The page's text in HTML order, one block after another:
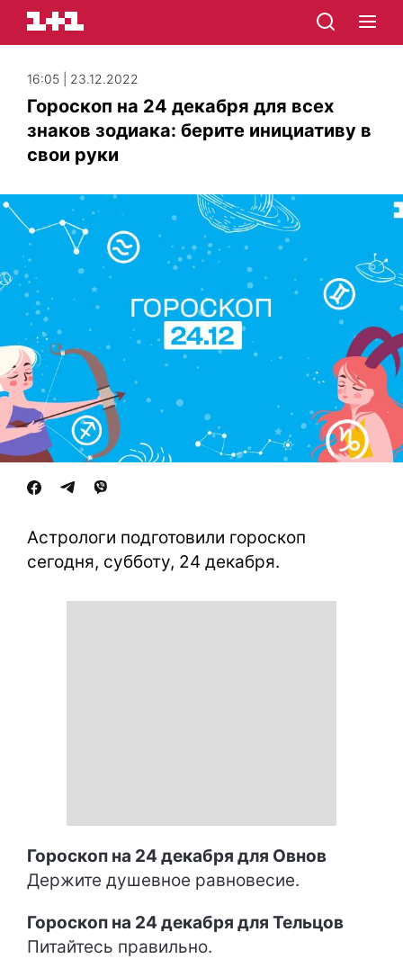
16:05 | 23.12.2022
Гороскоп на 24 декабря для всех
знаков зодиака: берите инициативу в
свои руки
Астрологи подготовили гороскоп
сегодня, субботу, 24 декабря.
Гороскоп на 24 декабря для Овнов
Держите душевное равновесие.
Гороскоп на 24 декабря для Тельцов
Питайтесь правильно.